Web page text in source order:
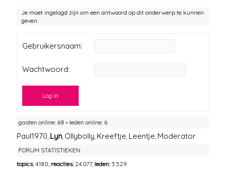
Je moet ingelogd zijn om een antwoord op dit onderwerp te kunnen
geven.
Gebruikersnaam:
Wachtwoord:
Log In
gasten online: 68 ▪︎ leden online: 6
Paul1970 Lyn Ollybolly Kreeftje Leentje Moderator
FORUM STATISTIEKEN
topics:4.180, reacties: 24.077, leden: 3.529